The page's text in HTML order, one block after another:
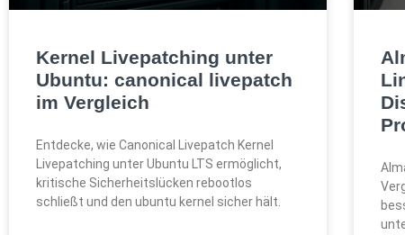
Kernel Livepatching unter
Ubuntu: canonical livepatch
im Vergleich
Entdecke, wie Canonical Livepatch Kernel
Livepatching unter Ubuntu LTS ermöglicht,
kritische Sicherheitslücken rebootlos
schließt und den ubuntu kernel sicher hält.